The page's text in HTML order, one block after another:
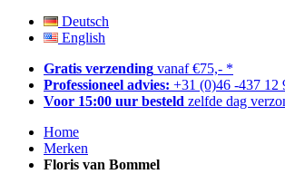
Deutsch
English
Gratis verzending vanaf €75,- *
Professioneel advies: +31 (0)46 -437 12
Voor 15:00 uur besteld zelfde dag
Home
Merken
Floris van Bommel